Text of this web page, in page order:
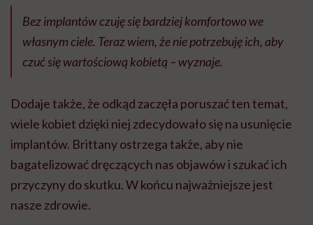
Bez implantów czuję się bardziej komfortowo we
własnym ciele. Teraz wiem, że nie potrzebuję ich, aby
czuć się wartościową kobietą – wyznaje.
Dodaje także, że odkąd zaczęła poruszać ten temat,
wiele kobiet dzięki niej zdecydowało się na usunięcie
implantów. Brittany ostrzega także, aby nie
bagatelizować dręczących nas objawów i szukać ich
przyczyny do skutku. W końcu najważniejsze jest
nasze zdrowie.